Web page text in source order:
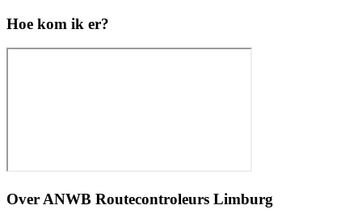
Hoe kom ik er?
Over ANWB Routecontroleurs Limburg